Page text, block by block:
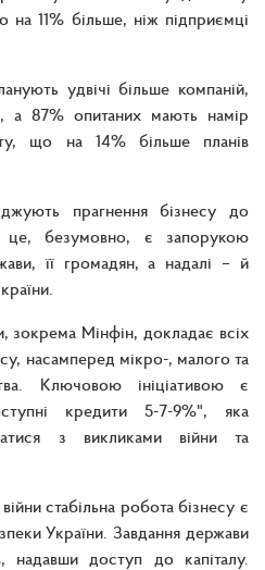
на 11% більше, ніж підприємці
удвічі більше компаній,
а 87% опитаних мають намір
що на 14% більше планів
прагнення бізнесу до
це, безумовно, є запорукою
її громадян, а надалі – й
зокрема Мінфін, докладає всіх
насамперед мікро-, малого та
Ключовою ініціативою є
кредити 5-7-9%", яка
з викликами війни та
стабільна робота бізнесу є
України. Завдання держави
надавши доступ до капіталу.